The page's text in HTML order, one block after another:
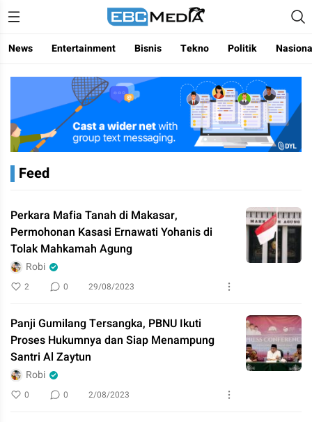
ebctvmedia
Menggapai Cakrawala Untuk Indonesia
News Entertainment Bisnis Tekno Politik
Feed
Perkara Mafia Tanah di Makasar,
Permohonan Kasasi Ernawati Yohanis di
Tolak Mahkamah Agung
Robi
2 0 29/08/2023
Panji Gumilang Tersangka, PBNU Ikuti
Proses Hukumnya dan Siap Menampung
Santri Al Zaytun
Robi
0 0 2/08/2023